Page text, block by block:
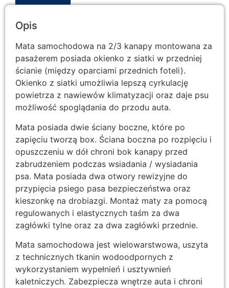
Opis
Mata samochodowa na 2/3 kanapy montowana za
pasażerem posiada okienko z siatki w przedniej
ścianie (między oparciami przednich foteli).
Okienko z siatki umożliwia lepszą cyrkulację
powietrza z nawiewów klimatyzacji oraz daje psu
możliwość spoglądania do przodu auta.
Mata posiada dwie ściany boczne, które po
zapięciu tworzą box. Ściana boczna po rozpięciu i
opuszczeniu w dół chroni bok kanapy przed
zabrudzeniem podczas wsiadania / wysiadania
psa. Mata posiada dwa otwory rewizyjne do
przypięcia psiego pasa bezpieczeństwa oraz
kieszonkę na drobiazgi. Montaż maty za pomocą
regulowanych i elastycznych taśm za dwa
zagłówki tylne oraz za dwa zagłówki przednie.
Mata samochodowa jest wielowarstwowa, uszyta
z technicznych tkanin wodoodpornych z
wykorzystaniem wypełnień i usztywnień
kaletniczych. Zabezpiecza wnętrze auta i chroni